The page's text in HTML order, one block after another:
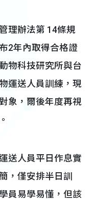
辦法第 14條規
2年內取得合格證
物科技研究所與台
運送人員訓練，現
象，爾後年度再視
人員平日作息實
，僅安排半日訓
員易學易懂，但該